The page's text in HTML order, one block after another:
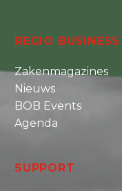
REGIO BUSINESS
Zakenmagazines
Nieuws
BOB Events
Agenda
SUPPORT